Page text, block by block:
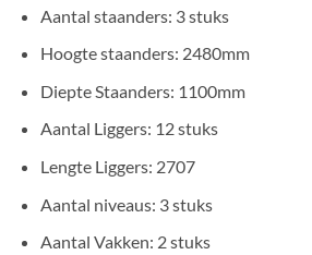
Aantal staanders: 3 stuks
Hoogte staanders: 2480mm
Diepte Staanders: 1100mm
Aantal Liggers: 12 stuks
Lengte Liggers: 2707
Aantal niveaus: 3 stuks
Aantal Vakken: 2 stuks